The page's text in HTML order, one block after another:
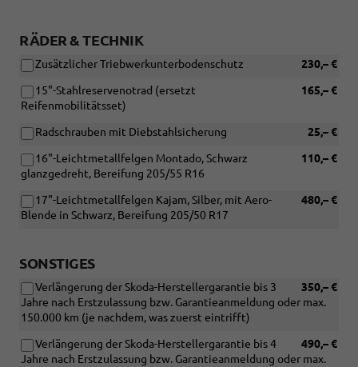
RÄDER & TECHNIK
230,– €
Zusätzlicher Triebwerkunterbodenschutz
165,– €
15"-Stahlreservenotrad (ersetzt
Reifenmobilitätsset)
25,– €
Radschrauben mit Diebstahlsicherung
110,– €
16"-Leichtmetallfelgen Montado, Schwarz
glanzgedreht, Bereifung 205/55 R16
480,– €
17"-Leichtmetallfelgen Kajam, Silber, mit Aero-
Blende in Schwarz, Bereifung 205/50 R17
SONSTIGES
350,– €
Verlängerung der Skoda-Herstellergarantie bis 3
Jahre nach Erstzulassung bzw. Garantieanmeldung oder max.
150.000 km (je nachdem, was zuerst eintrifft)
490,– €
Verlängerung der Skoda-Herstellergarantie bis 4
Jahre nach Erstzulassung bzw. Garantieanmeldung oder max.